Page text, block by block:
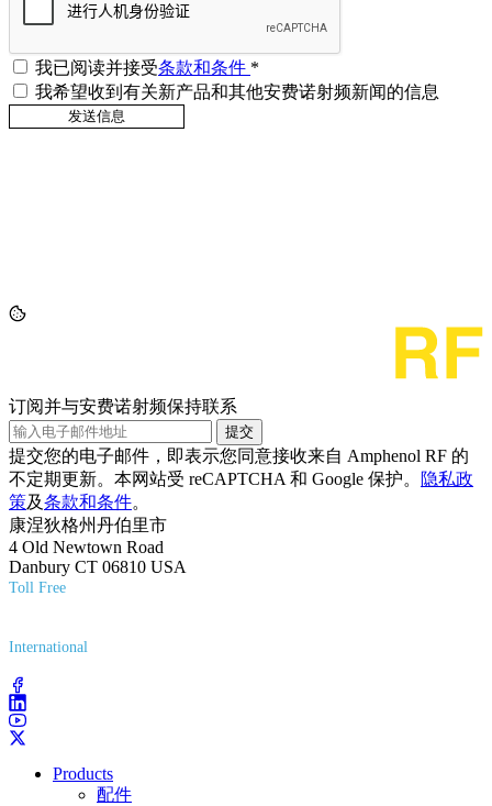
我已阅读并接受条款和条件 *
我希望收到有关新产品和其他安费诺射频新闻的信息
订阅并与安费诺射频保持联系
提交
提交您的电子邮件，即表示您同意接收来自 Amphenol RF 的
不定期更新。本网站受 reCAPTCHA 和 Google 保护。
隐私政
策及条款和条件。
康涅狄格州丹伯里市
4 Old Newtown Road
Danbury CT 06810 USA
Toll Free
International
Products
配件